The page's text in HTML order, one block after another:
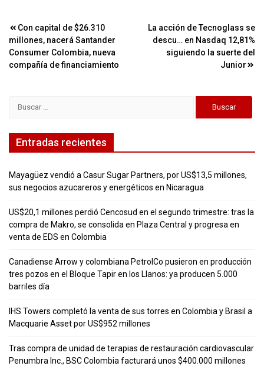
Navegación
de
entradas
Con capital de $26.310
millones, nacerá Santander
Consumer Colombia, nueva
compañía de financiamiento
La acción de Tecnoglass se
descu… en Nasdaq 12,81%
siguiendo la suerte del
Junior
Entradas recientes
Mayagüez vendió a Casur Sugar Partners, por US$13,5 millones,
sus negocios azucareros y energéticos en Nicaragua
US$20,1 millones perdió Cencosud en el segundo trimestre: tras la
compra de Makro, se consolida en Plaza Central y progresa en
venta de EDS en Colombia
Canadiense Arrow y colombiana PetrolCo pusieron en producción
tres pozos en el Bloque Tapir en los Llanos: ya producen 5.000
barriles día
IHS Towers completó la venta de sus torres en Colombia y Brasil a
Macquarie Asset por US$952 millones
Tras compra de unidad de terapias de restauración cardiovascular
Penumbra Inc., BSC Colombia facturará unos $400.000 millones